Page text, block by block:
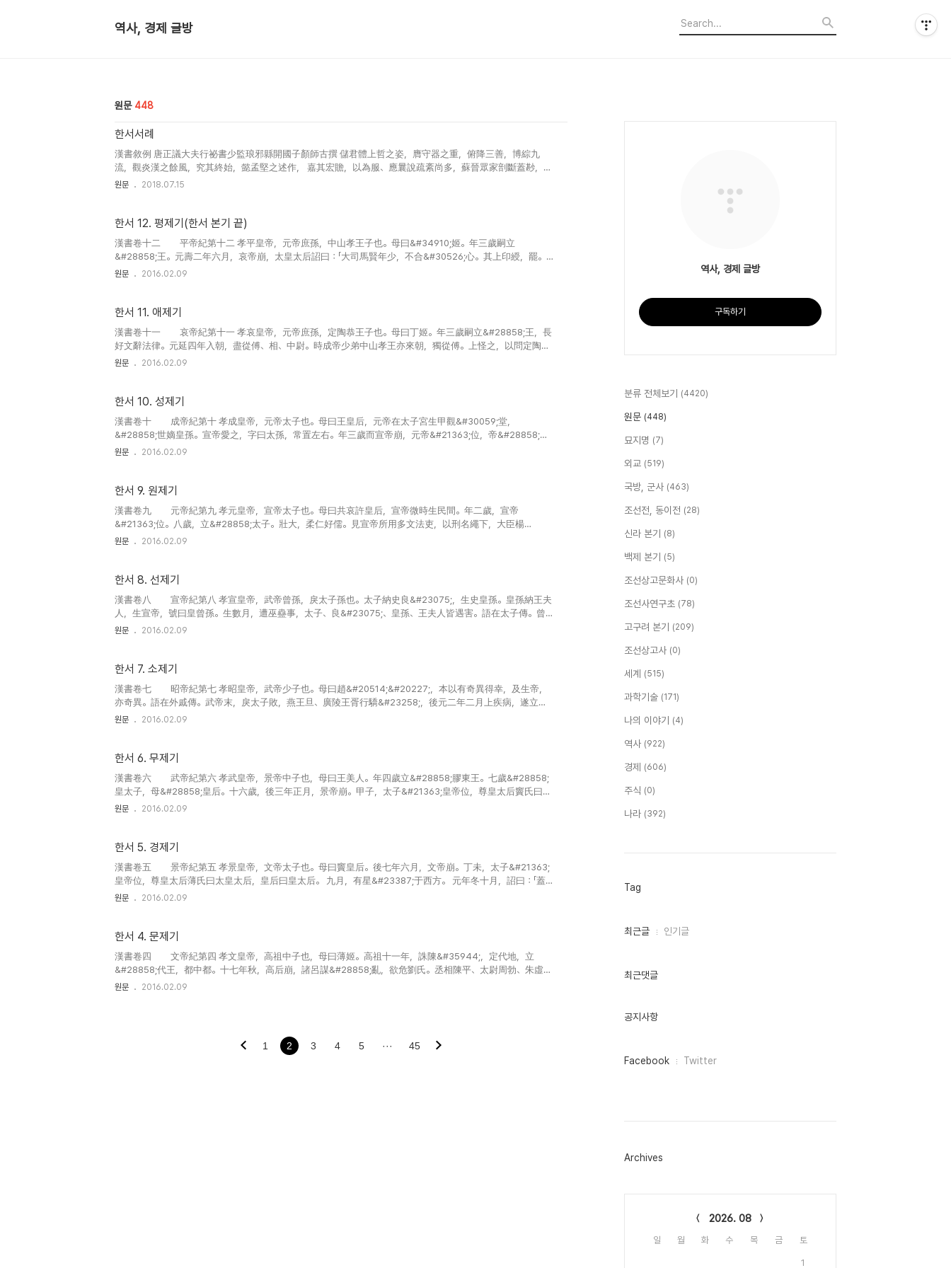
역사, 경제 글방
원문 448
한서서례
漢書敘例 唐正議大夫行祕書少監琅邪縣開國子顏師古撰 儲君體上哲之姿，膺守器之重，俯降三善，博綜九
流，觀炎漢之餘風，究其終始，懿孟堅之述作， 嘉其宏贍，以為服、應曩說疏紊尚多，蘇晉眾家剖斷蓋尠，蔡
氏纂集尤為牴牾，自茲以降，蔑足有云。 悵前代之未周，愍將來之多惑..
원문 2018.07.15
한서 12. 평제기(한서 본기 끝)
漢書卷十二 平帝紀第十二 孝平皇帝，元帝庶孫，中山孝王子也。母曰&#34910;姬。年三歲嗣立
&#28858;王。元壽二年六月，哀帝崩，太皇太后詔曰：「大司馬賢年少，不合&#30526;心。其上印綬，罷。」
賢&#21363;日自殺。新都侯王莽&#28858;大司馬，領&#23578;書事。秋七月，遣車騎將軍王舜、..
원문 2016.02.09
한서 11. 애제기
漢書卷十一 哀帝紀第十一 孝哀皇帝，元帝庶孫，定陶恭王子也。母曰丁姬。年三歲嗣立&#28858;王，長
好文辭法律。元延四年入朝，盡從傅、相、中尉。時成帝少弟中山孝王亦來朝，獨從傅。上怪之，以問定陶
王，對曰：「令，諸侯王朝，得從其國二千石。傅、相、中尉皆國二千石，..
원문 2016.02.09
한서 10. 성제기
漢書卷十 成帝紀第十 孝成皇帝，元帝太子也。母曰王皇后，元帝在太子宮生甲觀&#30059;堂，
&#28858;世嫡皇孫。宣帝愛之，字曰太孫，常置左右。年三歲而宣帝崩，元帝&#21363;位，帝&#28858;太
子。壯好經書，寬博謹&#24910;。初居桂宮，上嘗急召，太子出龍樓門，不敢&#32085;馳道，西至直..
원문 2016.02.09
한서 9. 원제기
漢書卷九 元帝紀第九 孝元皇帝，宣帝太子也。母曰共哀許皇后，宣帝微時生民間。年二歲，宣帝
&#21363;位。八歲，立&#28858;太子。壯大，柔仁好儒。見宣帝所用多文法吏，以刑名繩下，大臣楊
&#24818;、（&#30413;）〔蓋〕寬饒等坐刺譏辭語&#28858;罪而誅，嘗侍燕從容言：「陛下持刑太深..
원문 2016.02.09
한서 8. 선제기
漢書卷八 宣帝紀第八 孝宣皇帝，武帝曾孫，戾太子孫也。太子納史良&#23075;，生史皇孫。皇孫納王夫
人，生宣帝，號曰皇曾孫。生數月，遭巫蠱事，太子、良&#23075;、皇孫、王夫人皆遇害。語在太子傳。曾
孫雖在襁&#32229;，猶坐收繫郡邸獄。而&#37044;吉&#28858;廷尉監，治巫蠱於郡邸，..
원문 2016.02.09
한서 7. 소제기
漢書卷七 昭帝紀第七 孝昭皇帝，武帝少子也。母曰趙&#20514;&#20227;，本以有奇異得幸，及生帝，
亦奇異。語在外戚傳。武帝末，戾太子敗，燕王旦、廣陵王胥行驕&#23258;，後元二年二月上疾病，遂立昭
帝&#28858;太子，年八歲。以侍中奉車都尉&#38669;光&#28858;大司馬大將軍，受遺詔輔少..
원문 2016.02.09
한서 6. 무제기
漢書卷六 武帝紀第六 孝武皇帝，景帝中子也，母曰王美人。年四歲立&#28858;膠東王。七歲&#28858;
皇太子，母&#28858;皇后。十六歲，後三年正月，景帝崩。甲子，太子&#21363;皇帝位，尊皇太后竇氏曰太
皇太后，皇后曰皇太后。三月，封皇太后同母弟田&#34465;、勝皆&#28858;列侯。 建元元年..
원문 2016.02.09
한서 5. 경제기
漢書卷五 景帝紀第五 孝景皇帝，文帝太子也。母曰竇皇后。後七年六月，文帝崩。丁未，太子&#21363;
皇帝位，尊皇太后薄氏曰太皇太后，皇后曰皇太后。 九月，有星&#23387;于西方。 元年冬十月，詔曰：「蓋
聞古者祖有功而宗有德，制禮樂各有由。歌者，所以發德也；舞者，所以明..
원문 2016.02.09
한서 4. 문제기
漢書卷四 文帝紀第四 孝文皇帝，高祖中子也，母曰薄姬。高祖十一年，誅陳&#35944;，定代地，立
&#28858;代王，都中都。十七年秋，高后崩，諸呂謀&#28858;亂，欲危劉氏。丞相陳平、太尉周勃、朱虛侯
劉章等共誅之，謀立代王。語在高后紀、高五王傳。 大臣遂使人迎代王。&#37070;中令..
원문 2016.02.09
1 2 3 4 5 ··· 45
역사, 경제 글방
구독하기
분류 전체보기 (4420)
원문 (448)
묘지명 (7)
외교 (519)
국방, 군사 (463)
조선전, 동이전 (28)
신라 본기 (8)
백제 본기 (5)
조선상고문화사 (0)
조선사연구초 (78)
고구려 본기 (209)
조선상고사 (0)
세계 (515)
과학기술 (171)
나의 이야기 (4)
역사 (922)
경제 (606)
주식 (0)
나라 (392)
Tag
최
인
최근글 인기글
최근댓글
공지사항
페
그
Facebook Twitter
Archives
2026. 08
일 월 화 수 목 금 토
1